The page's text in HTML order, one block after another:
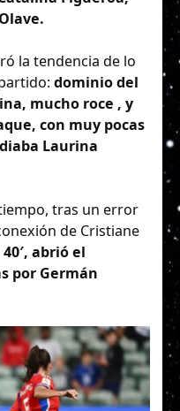
la tendencia de lo
dominio del
mucho roce , y
con muy pocas
Laurina
tras un error
de Cristiane
abrió el
por Germán